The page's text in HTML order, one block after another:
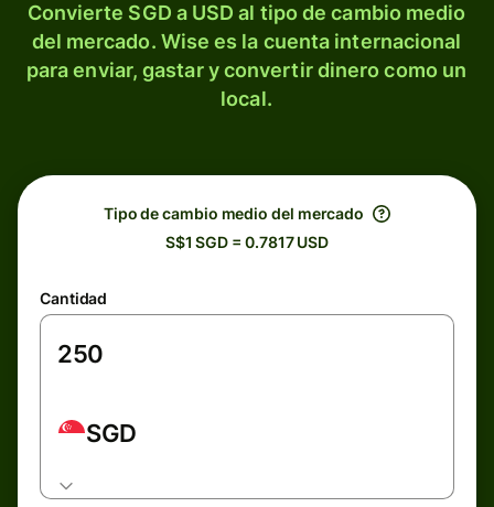
Convierte SGD a USD al tipo de cambio medio
del mercado. Wise es la cuenta internacional
para enviar, gastar y convertir dinero como un
local.
Tipo de cambio medio del mercado
S$1 SGD = 0.7817 USD
Cantidad
SGD